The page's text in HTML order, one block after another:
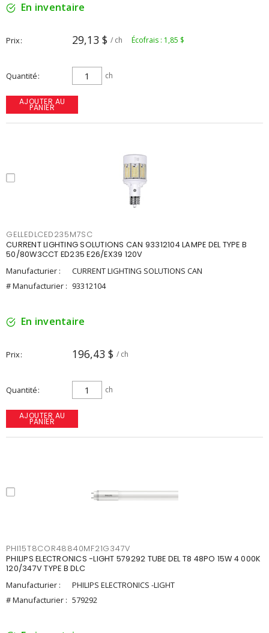
En inventaire
Prix 29,13 $ / ch Écofrais : 1,85 $
Quantité ch
AJOUTER AU
PANIER
GELLEDLCED235M7SC
CURRENT LIGHTING SOLUTIONS CAN 93312104 LAMPE DEL TYPE B
50/80W3CCT ED235 E26/EX39 120V
Manufacturier :
CURRENT LIGHTING SOLUTIONS CAN
# Manufacturier : 93312104
En inventaire
Prix 196,43 $ / ch
Quantité ch
AJOUTER AU
PANIER
PHI15T8COR48840MF21G347V
PHILIPS ELECTRONICS -LIGHT 579292 TUBE DEL T8 48PO 15W 4 000K
120/347V TYPE B DLC
Manufacturier :
PHILIPS ELECTRONICS -LIGHT
# Manufacturier : 579292